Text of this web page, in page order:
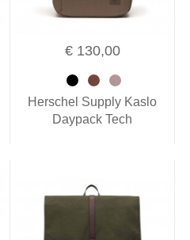
€ 130,00
Herschel Supply Kaslo
Daypack Tech